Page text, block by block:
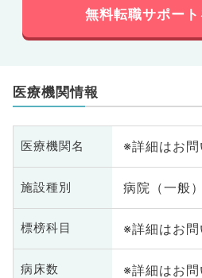
無料転職サポー
医療機関情報
医療機関名 ※詳細はお
施設種別 病院（一般）
標榜科目 ※詳細はお
病床数 ※詳細はお